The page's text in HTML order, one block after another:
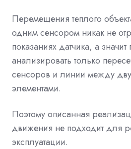
Перемещения теплого
одним сенсором никак не
показаниях датчика, а значит
анализировать только
сенсоров и линии между
элементами.
Поэтому описанная
движения не подходит для
эксплуатации.